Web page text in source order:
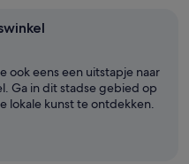
ook eens een uitstapje naar
Ga in dit stadse gebied op
lokale kunst te ontdekken.